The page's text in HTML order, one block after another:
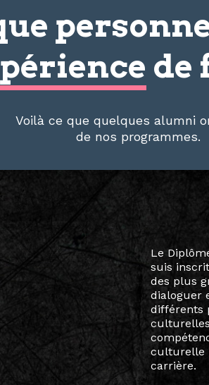
de
Voilà ce que quelques alumni
de nos programmes.
Le destin
arts
Marcel
vibrant,
quelques
allant de
Manille,
consistant
continents.